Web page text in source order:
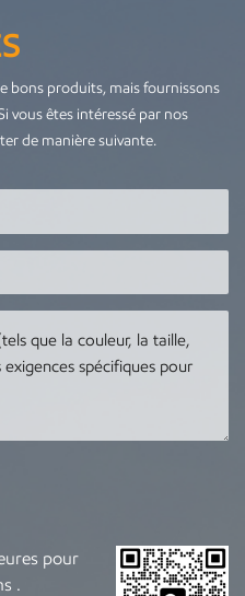
bons produits, mais fournissons
vous êtes intéressé par nos
de manière suivante.
pour
.